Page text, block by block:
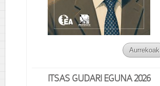
Aurrekoak
ITSAS GUDARI EGUNA 2026